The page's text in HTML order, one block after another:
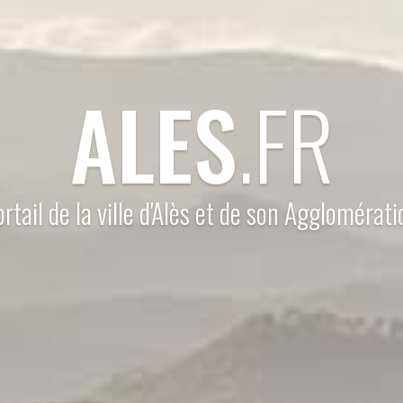
ALES.FR
de la ville d'Alès et de son